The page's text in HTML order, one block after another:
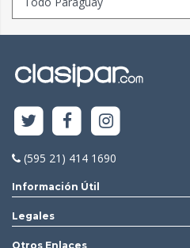
(595 21) 414 1690
Información Útil
Legales
Otros Enlaces